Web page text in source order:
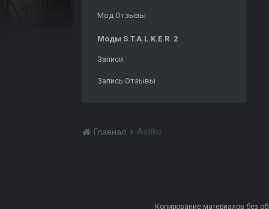
Мод Отзывы
Моды S.T.A.L.K.E.R. 2
Записи
Запись Отзывы
Главная Astiko
Копирование материалов без